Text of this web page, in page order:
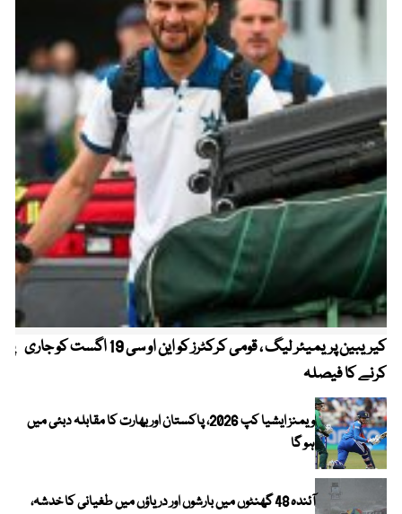
کیریبین پریمیئر لیگ ، قومی کرکٹرز کو این او سی 19 اگست کو جاری
کرنے کا فیصلہ
ویمنز ایشیا کپ 2026، پاکستان اور بھارت کا مقابلہ دبئی میں
ہو گا
آئندہ 48 گھنٹوں میں بارشوں اور دریاؤں میں طغیانی کا خدشہ،